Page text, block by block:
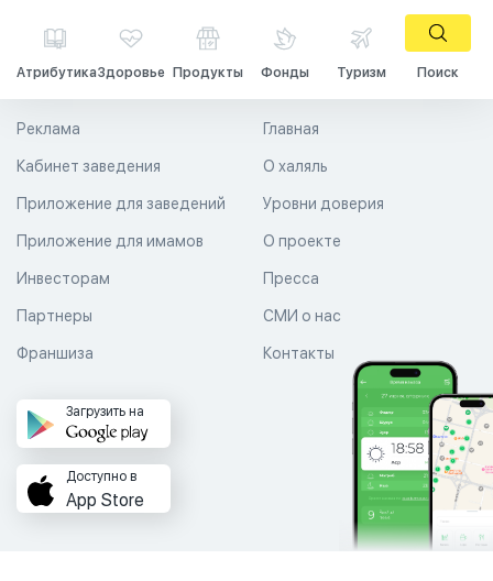
АтрибутикаЗдоровье Продукты Фонды Туризм Поиск
Главная
О халяль
Уровни доверия
Реклама
Кабинет заведения
Приложение для заведений
Приложение для имамов О проекте
Пресса
СМИ о нас
Контакты
Инвесторам
Партнеры
Франшиза
Загрузить на
Доступно в
App Store